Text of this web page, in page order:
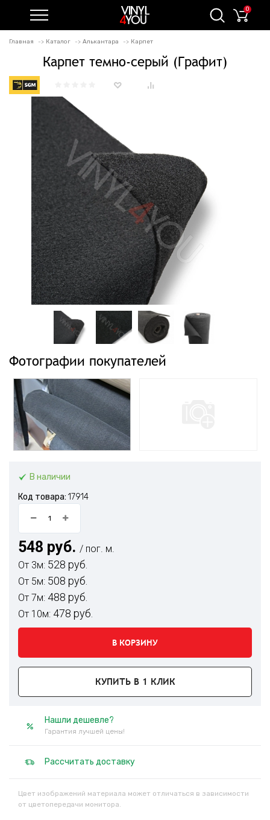
0
Главная Каталог Алькантара Карпет
Карпет темно-серый (Графит)
Фотографии покупателей
В наличии
Код товара: 17914
548 руб. / пог. м.
От 3м: 528 руб.
От 5м: 508 руб.
От 7м: 488 руб.
От 10м: 478 руб.
В КОРЗИНУ
КУПИТЬ В 1 КЛИК
Нашли дешевле?
Гарантия лучшей цены!
Рассчитать доставку
Цвет изображений материала может отличаться в зависимости
от цветопередачи монитора.